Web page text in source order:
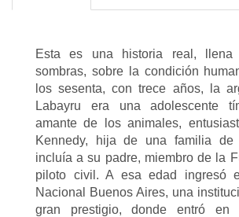
Esta es una historia real,
sombras, sobre la condición
los sesenta, con trece años, la
Labayru era una adolescente
amante de los animales,
Kennedy, hija de una familia de
incluía a su padre, miembro de la
piloto civil. A esa edad ingresó
Nacional Buenos Aires, una
gran prestigio, donde entró en